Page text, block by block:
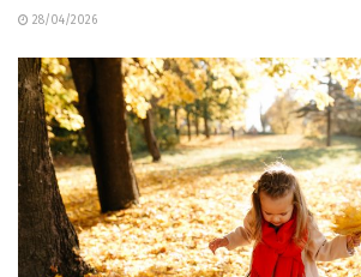
28/04/2026